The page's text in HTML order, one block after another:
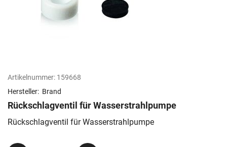
Artikelnummer: 159668
Hersteller: Brand
Rückschlagventil für Wasserstrahlpumpe
Rückschlagventil für Wasserstrahlpumpe